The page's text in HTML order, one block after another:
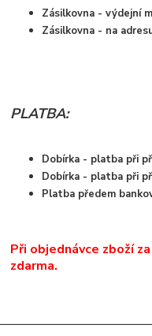
Zásilkovna - výdejní
Zásilkovna - na
PLATBA:
Dobírka - platba při
Dobírka - platba při
Platba předem
Při objednávce zboží
zdarma.